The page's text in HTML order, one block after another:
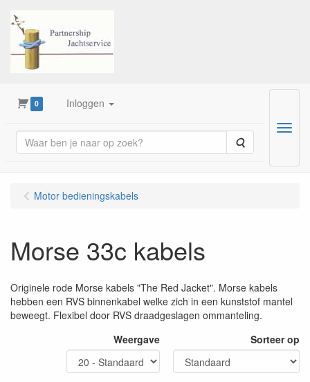
0 Inloggen
Zoeken
Menu
Motor bedieningskabels
Morse 33c kabels
Originele rode Morse kabels "The Red Jacket". Morse kabels
hebben een RVS binnenkabel welke zich in een kunststof mantel
beweegt. Flexibel door RVS draadgeslagen ommanteling.
Weergave
Sorteer op